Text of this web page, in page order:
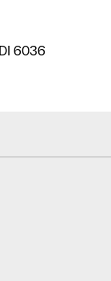
6036